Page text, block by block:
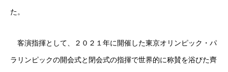
た。
客演指揮として、２０２１年に開催した東京オリンピック・パ
ラリンピックの開会式と閉会式の指揮で世界的に称賛を浴びた齊